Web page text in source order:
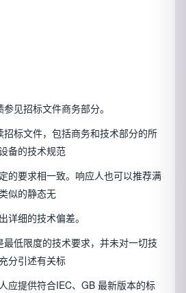
见招标文件商务部分。
标文件，包括商务和技术部分的所
备的技术规范
的要求相一致。响应人也可以推荐满
似的静态无
详细的技术偏差。
低限度的技术要求，并未对一切技
分引述有关标
应提供符合IEC、GB 最新版本的标